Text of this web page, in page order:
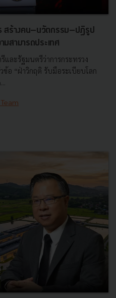
สร้างคน–นวัตกรรม–ปฏิรูป
มสามารถประเทศ
ละรัฐมนตรีว่าการกระทรวง
อ “ฝ่าวิกฤติ รับมือระเบียบโลก